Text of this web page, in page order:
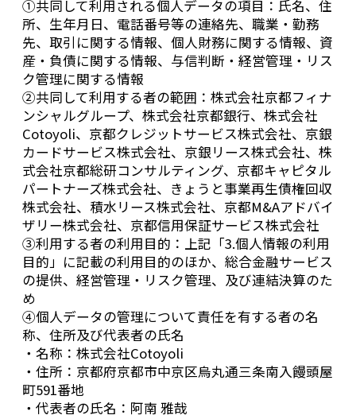
①共同して利用される個人データの項目：氏名、住
所、生年月日、電話番号等の連絡先、職業・勤務
先、取引に関する情報、個人財務に関する情報、資
産・負債に関する情報、与信判断・経営管理・リス
ク管理に関する情報
②共同して利用する者の範囲：株式会社京都フィナ
ンシャルグループ、株式会社京都銀行、株式会社
Cotoyoli、京都クレジットサービス株式会社、京銀
カードサービス株式会社、京銀リース株式会社、株
式会社京都総研コンサルティング、京都キャピタル
パートナーズ株式会社、きょうと事業再生債権回収
株式会社、積水リース株式会社、京都M&Aアドバイ
ザリー株式会社、京都信用保証サービス株式会社
③利用する者の利用目的：上記「3.個人情報の利用
目的」に記載の利用目的のほか、総合金融サービス
の提供、経営管理・リスク管理、及び連結決算のた
め
④個人データの管理について責任を有する者の名
称、住所及び代表者の氏名
・名称：株式会社Cotoyoli
・住所：京都府京都市中京区烏丸通三条南入饅頭屋
町591番地
・代表者の氏名：阿南 雅哉